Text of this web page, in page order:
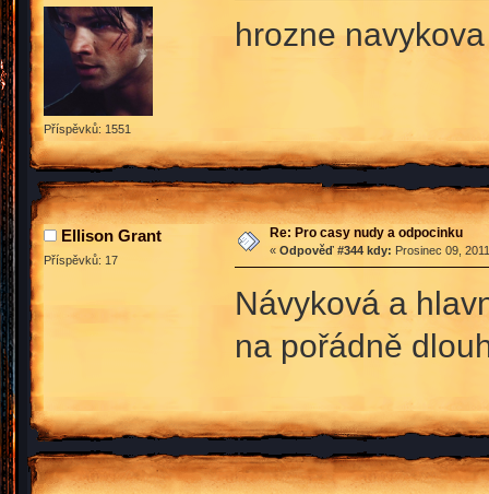
Příspěvků: 1551
hrozne
Ellison Grant
Příspěvků: 17
Re: Pro casy nudy a odpocinku
« Odpověď #344 kdy: Prosinec 09,
Návyková a
na pořádně